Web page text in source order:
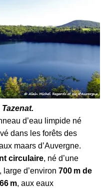
d’eau limpide né
dans les forêts des
maars d’Auvergne.
circulaire, né d’une
d’environ 700 m de
66 m, aux eaux